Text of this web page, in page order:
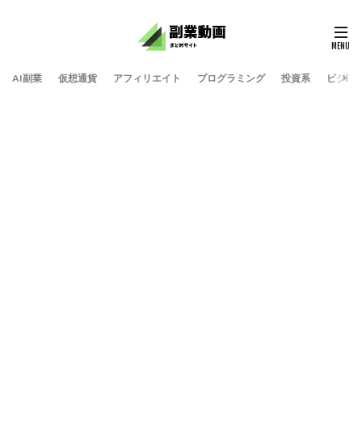
AI副業 仮想通貨 アフィリエイト プログラミング 投資系 ビジネ